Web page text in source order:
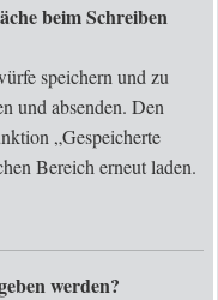
beim Schreiben
speichern und zu
und absenden. Den
„Gespeicherte
Bereich erneut laden.
werden?